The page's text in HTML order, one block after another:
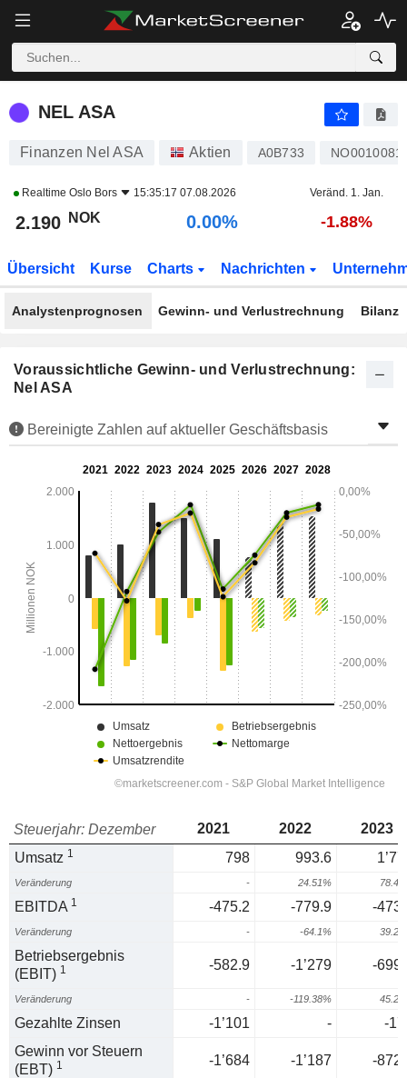
NEL ASA
NEL ASA
Finanzen Nel ASA Aktien A0B733
Realtime Oslo Bors 15:35:17 07.08.2026 Veränd. 1. Jan.
2.190 NOK 0.00% -1.88%
Übersicht Kurse Charts Nachrichten
Analystenprognosen Gewinn- und Verlustrechnung Bilanz
Voraussichtliche Gewinn- und Verlustrechnung:
Nel ASA
Bereinigte Zahlen auf aktueller Geschäftsbasis
Steuerjahr: Dezember 2021 2022
2023
Umsatz 1 798 993.6
Veränderung - 24.51%
EBITDA 1 -475.2 -779.9 -
Veränderung - -64.1%
Betriebsergebnis
(EBIT) 1 -582.9 -1’279 -
Veränderung - -119.38%
Gezahlte Zinsen -1’101 -
-
Gewinn vor Steuern
(EBT) 1 -1’684 -1’187 -